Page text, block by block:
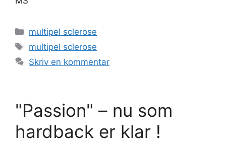
Kategorier
multipel sclerose
Tags
multipel sclerose
Skriv en kommentar
"Passion" – nu som
hardback er klar !